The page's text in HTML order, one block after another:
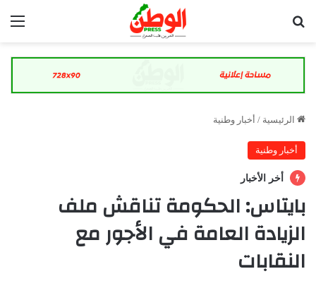
الرئيسية / أخبار وطنية
أخبار وطنية
أخر الأخبار
بايتاس: الحكومة تناقش ملف
الزيادة العامة في الأجور مع
النقابات